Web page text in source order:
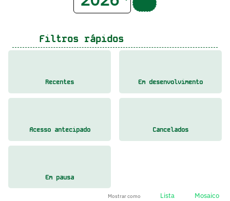
Filtros rápidos
Recentes Em desenvolvimento
Acesso antecipado Cancelados
Em pausa
Mostrar como Lista Mosaico